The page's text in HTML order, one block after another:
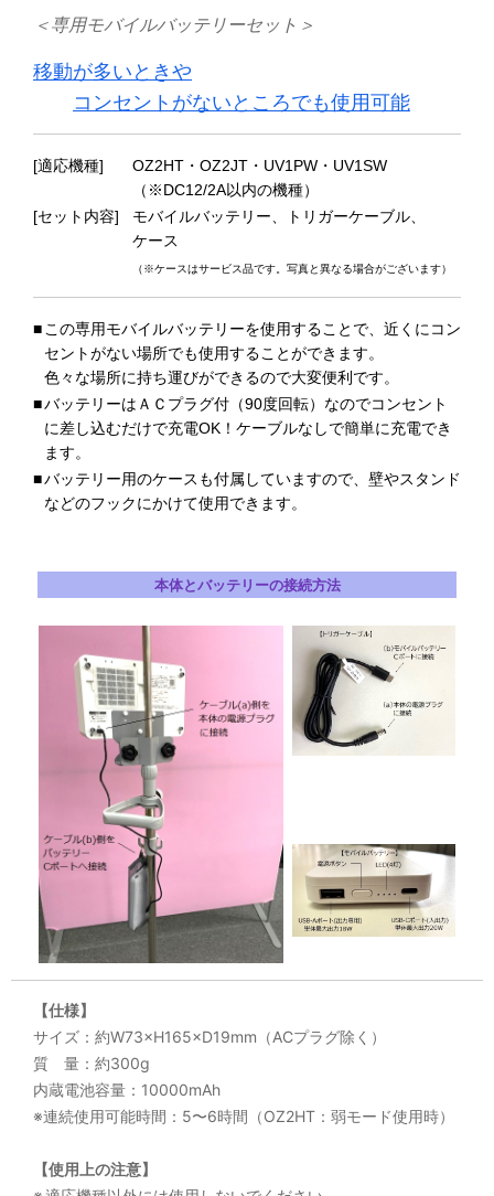
＜専用モバイルバッテリーセット＞
移動が多いときや
コンセントがないところでも使用可能
[適応機種]
OZ2HT・OZ2JT・UV1PW・UV1SW
（※DC12/2A以内の機種）
[セット内容]
モバイルバッテリー、トリガーケーブル、
ケース
（※ケースはサービス品です。写真と異なる場合がございます）
■ この専用モバイルバッテリーを使用することで、近くにコン
セントがない場所でも使用することができます。
色々な場所に持ち運びができるので大変便利です。
■バッテリーはＡＣプラグ付（90度回転）なのでコンセント
に差し込むだけで充電OK！ケーブルなしで簡単に充電でき
ます。
■バッテリー用のケースも付属していますので、壁やスタンド
などのフックにかけて使用できます。
本体とバッテリーの接続方法
【仕様】
サイズ：約W73×H165×D19mm（ACプラグ除く）
質 量：約300g
内蔵電池容量：10000mAh
※連続使用可能時間：5〜6時間（OZ2HT：弱モード使用時）
【使用上の注意】